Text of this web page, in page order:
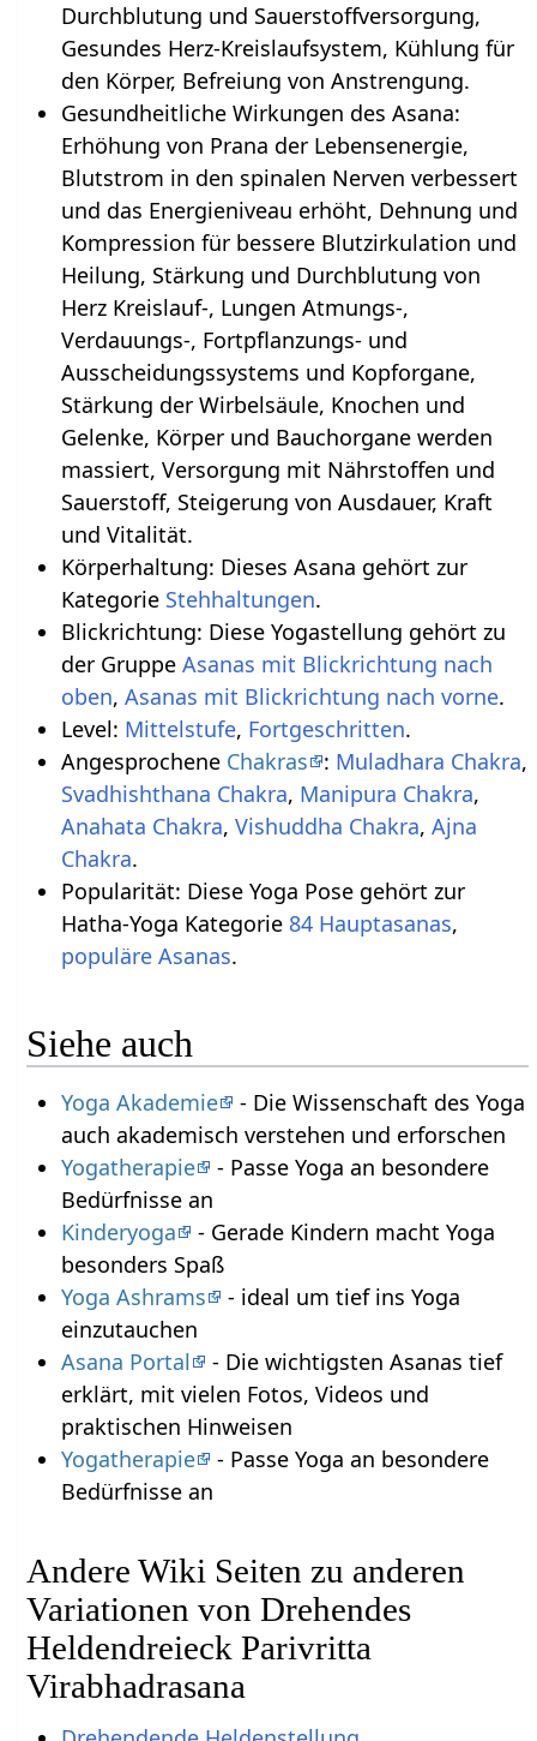
Durchblutung und Sauerstoffversorgung,
Gesundes Herz-Kreislaufsystem, Kühlung für
den Körper, Befreiung von Anstrengung.
Gesundheitliche Wirkungen des Asana:
Erhöhung von Prana der Lebensenergie,
Blutstrom in den spinalen Nerven verbessert
und das Energieniveau erhöht, Dehnung und
Kompression für bessere Blutzirkulation und
Heilung, Stärkung und Durchblutung von
Herz Kreislauf-, Lungen Atmungs-,
Verdauungs-, Fortpflanzungs- und
Ausscheidungssystems und Kopforgane,
Stärkung der Wirbelsäule, Knochen und
Gelenke, Körper und Bauchorgane werden
massiert, Versorgung mit Nährstoffen und
Sauerstoff, Steigerung von Ausdauer, Kraft
und Vitalität.
Körperhaltung: Dieses Asana gehört zur
Kategorie Stehhaltungen.
Blickrichtung: Diese Yogastellung gehört zu
der Gruppe Asanas mit Blickrichtung nach
oben, Asanas mit Blickrichtung nach vorne.
Level: Mittelstufe, Fortgeschritten.
Angesprochene Chakras : Muladhara Chakra,
Svadhishthana Chakra, Manipura Chakra,
Anahata Chakra, Vishuddha Chakra, Ajna
Chakra.
Popularität: Diese Yoga Pose gehört zur
Hatha-Yoga Kategorie 84 Hauptasanas,
populäre Asanas.
Siehe auch
Yoga Akademie
- Die Wissenschaft des Yoga
auch akademisch verstehen und erforschen
Yogatherapie
- Passe Yoga an besondere
Bedürfnisse an
Kinderyoga
- Gerade Kindern macht Yoga
besonders Spaß
Yoga Ashrams
- ideal um tief ins Yoga
einzutauchen
Asana Portal
- Die wichtigsten Asanas tief
erklärt, mit vielen Fotos, Videos und
praktischen Hinweisen
Yogatherapie
- Passe Yoga an besondere
Bedürfnisse an
Andere Wiki Seiten zu anderen
Variationen von Drehendes
Heldendreieck Parivritta
Virabhadrasana